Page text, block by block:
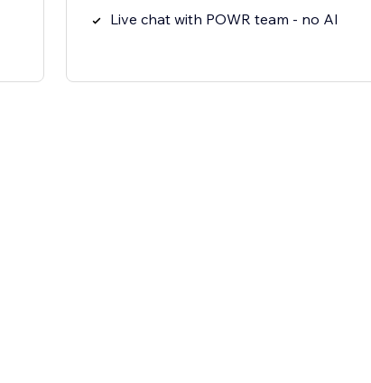
Live chat with POWR team - no AI